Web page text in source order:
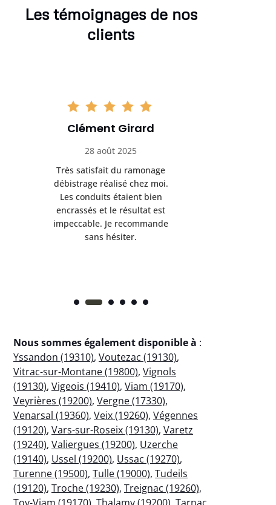
Les témoignages de nos
clients
Clément Girard
28 août 2025
Très satisfait du ramonage
débistrage réalisé chez moi.
Les conduits étaient bien
encrassés et le résultat est
impeccable. Je recommande
sans hésiter.
Nous sommes également disponible à :
Yssandon (19310), Voutezac (19130),
Vitrac-sur-Montane (19800), Vignols
(19130), Vigeois (19410), Viam (19170),
Veyrières (19200), Vergne (17330),
Venarsal (19360), Veix (19260), Végennes
(19120), Vars-sur-Roseix (19130), Varetz
(19240), Valiergues (19200), Uzerche
(19140), Ussel (19200), Ussac (19270),
Turenne (19500), Tulle (19000), Tudeils
(19120), Troche (19230), Treignac (19260),